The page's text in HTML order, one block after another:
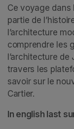
Ce voyage dans
partie de
l’architecture
comprendre les
l’architecture de
travers les
savoir sur le
Cartier.
In english last